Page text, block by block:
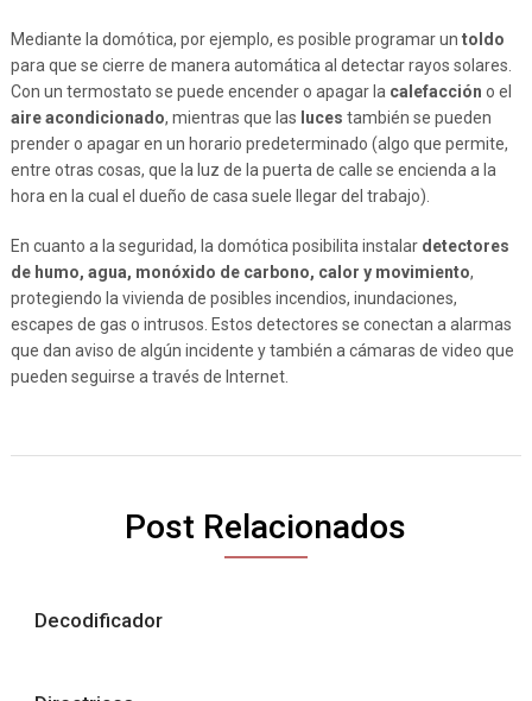
Mediante la domótica, por ejemplo, es posible programar un toldo
para que se cierre de manera automática al detectar rayos solares.
Con un termostato se puede encender o apagar la calefacción o el
aire acondicionado, mientras que las luces también se pueden
prender o apagar en un horario predeterminado (algo que permite,
entre otras cosas, que la luz de la puerta de calle se encienda a la
hora en la cual el dueño de casa suele llegar del trabajo).
En cuanto a la seguridad, la domótica posibilita instalar detectores
de humo, agua, monóxido de carbono, calor y movimiento,
protegiendo la vivienda de posibles incendios, inundaciones,
escapes de gas o intrusos. Estos detectores se conectan a alarmas
que dan aviso de algún incidente y también a cámaras de video que
pueden seguirse a través de Internet.
Post Relacionados
Decodificador